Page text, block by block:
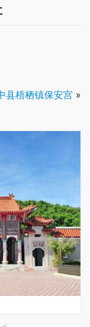
县梧栖镇保安宫 »